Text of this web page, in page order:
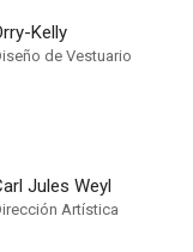
Kelly
de Vestuario
Jules Weyl
Artística